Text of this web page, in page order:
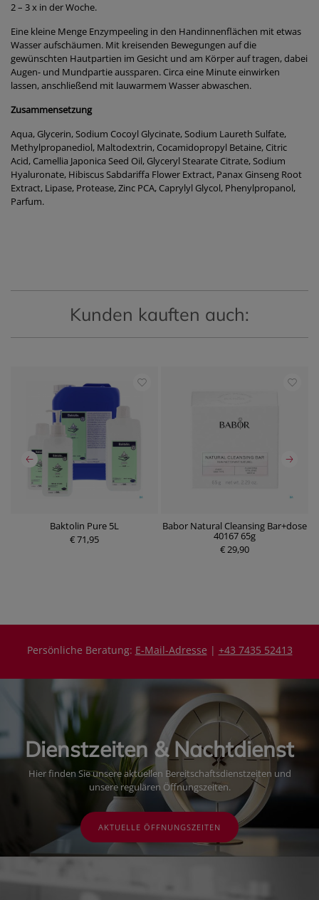
2 – 3 x in der Woche.
Eine kleine Menge Enzympeeling in den Handinnenflächen mit etwas
Wasser aufschäumen. Mit kreisenden Bewegungen auf die
gewünschten Hautpartien im Gesicht und am Körper auf tragen, dabei
Augen- und Mundpartie aussparen. Circa eine Minute einwirken
lassen, anschließend mit lauwarmem Wasser abwaschen.
Zusammensetzung
Aqua, Glycerin, Sodium Cocoyl Glycinate, Sodium Laureth Sulfate,
Methylpropanediol, Maltodextrin, Cocamidopropyl Betaine, Citric
Acid, Camellia Japonica Seed Oil, Glyceryl Stearate Citrate, Sodium
Hyaluronate, Hibiscus Sabdariffa Flower Extract, Panax Ginseng Root
Extract, Lipase, Protease, Zinc PCA, Caprylyl Glycol, Phenylpropanol,
Parfum.
Kunden kauften auch:
Baktolin Pure 5L
€ 71,95
Babor Natural Cleansing Bar+dose
40167 65g
€ 29,90
Persönliche Beratung: E-Mail-Adresse | +43 7435 52413
Dienstzeiten & Nachtdienst
Hier finden Sie unsere aktuellen Bereitschaftsdienstzeiten und
unsere regulären Öffnungszeiten.
AKTUELLE ÖFFNUNGSZEITEN